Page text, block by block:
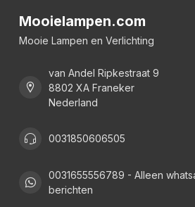
Mooielampen.com
Mooie Lampen en Verlichting
van Andel Ripkestraat 9
8802 XA Franeker
Nederland
0031850606505
0031655556789 - Alleen
berichten